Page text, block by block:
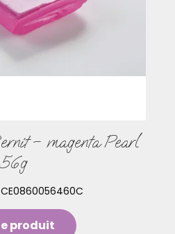
– magenta Pearl
56g
CE0860056460C
produit